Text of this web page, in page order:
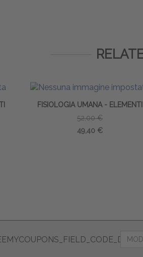
FISIOLOGIA UMANA - ELEMENTI
52,00 €
49,40 €